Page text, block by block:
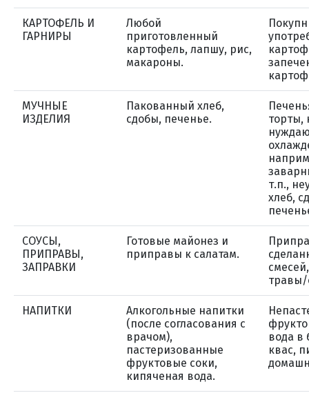
КАРТОФЕЛЬ И
ГАРНИРЫ
Любой
приготовленный
картофель, лапшу, рис,
макароны.
МУЧНЫЕ
ИЗДЕЛИЯ
Пакованный хлеб,
сдобы, печенье.
торты,
т.п.,
хлеб,
СОУСЫ,
ПРИПРАВЫ,
ЗАПРАВКИ
Готовые майонез и
приправы к салатам.
травы/
НАПИТКИ
Алкогольные напитки
(после согласования с
врачом),
пастеризованные
фруктовые соки,
кипяченая вода.
вода в
квас,